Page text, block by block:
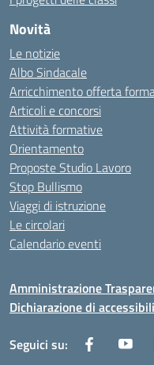
Novità
Le notizie
Albo Sindacale
Arricchimento offerta
Articoli e concorsi
Attività formative
Orientamento
Proposte Studio Lavoro
Stop Bullismo
Viaggi di istruzione
Le circolari
Calendario eventi
Amministrazione
Dichiarazione di
Seguici su: